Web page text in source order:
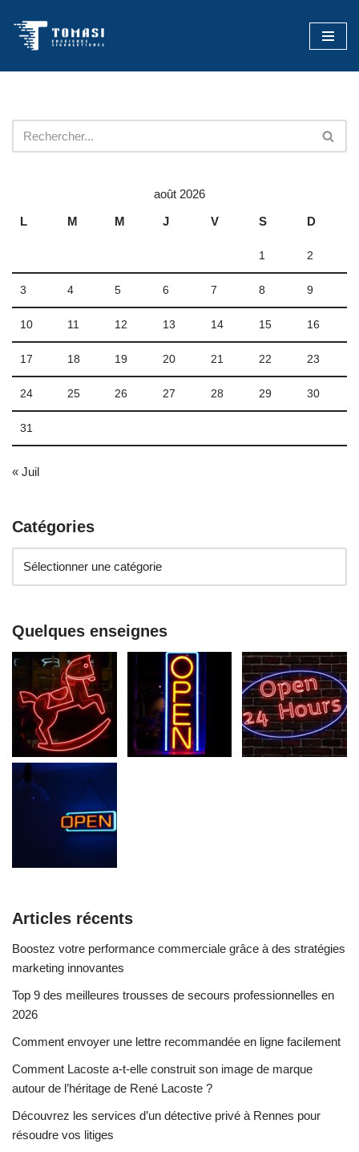
Aller
août 2026
L
M M J V S D
1 2
3 4 5 6 7 8 9
10 11 12 13 14 15 16
17 18 19 20 21 22 23
24 25 26 27 28 29 30
31
« Juil
Catégories
Quelques enseignes
Articles récents
Boostez votre performance commerciale grâce à des stratégies
marketing innovantes
Top 9 des meilleures trousses de secours professionnelles en
2026
Comment envoyer une lettre recommandée en ligne facilement
Comment Lacoste a-t-elle construit son image de marque
autour de l’héritage de René Lacoste ?
Découvrez les services d’un détective privé à Rennes pour
résoudre vos litiges